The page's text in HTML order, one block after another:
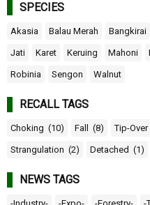
SPECIES
Akasia Balau Merah Bangkirai
Jati Karet Keruing Mahoni
Robinia Sengon Walnut
RECALL TAGS
Choking (10) Fall (8) Tip-Over
Strangulation (2) Detached (1)
NEWS TAGS